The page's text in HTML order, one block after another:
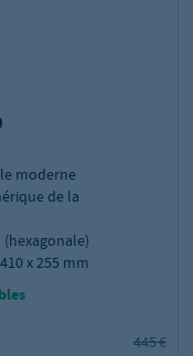
moderne
de la
(hexagonale)
x 255 mm
445 €